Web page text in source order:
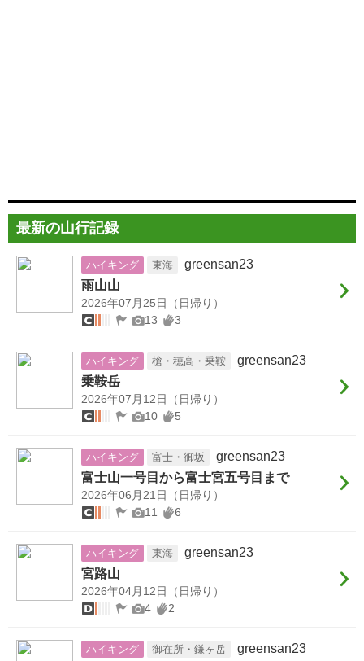
最新の山行記録
ハイキング 東海
greensan23
雨山山
2026年07月25日（日帰り）
13
3
ハイキング 槍・穂高・乗鞍
greensan23
乗鞍岳
2026年07月12日（日帰り）
10
5
ハイキング 富士・御坂
greensan23
富士山一号目から富士宮五号目まで
2026年06月21日（日帰り）
11
6
ハイキング 東海
greensan23
宮路山
2026年04月12日（日帰り）
4
2
ハイキング 御在所・鎌ヶ岳
greensan23